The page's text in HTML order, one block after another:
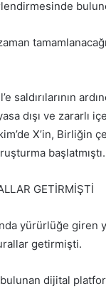
saldırılarının
dışı ve zararlı
X’in, Birliğin
başlatmıştı.
GETİRMİŞTİ
yürürlüğe giren
getirmişti.
dijital